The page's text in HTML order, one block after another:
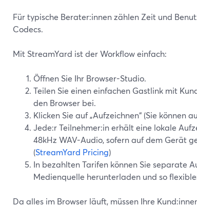
Für typische Berater:innen zählen Zeit und
Codecs.
Mit StreamYard ist der Workflow einfach:
Öffnen Sie Ihr Browser-Studio.
Teilen Sie einen einfachen Gastlink mit
den Browser bei.
Klicken Sie auf „Aufzeichnen“ (Sie können
Jede:r Teilnehmer:in erhält eine lokale
48kHz WAV-Audio, sofern auf dem Gerät
(StreamYard Pricing)
In bezahlten Tarifen können Sie separate
Medienquelle herunterladen und so
Da alles im Browser läuft, müssen Ihre